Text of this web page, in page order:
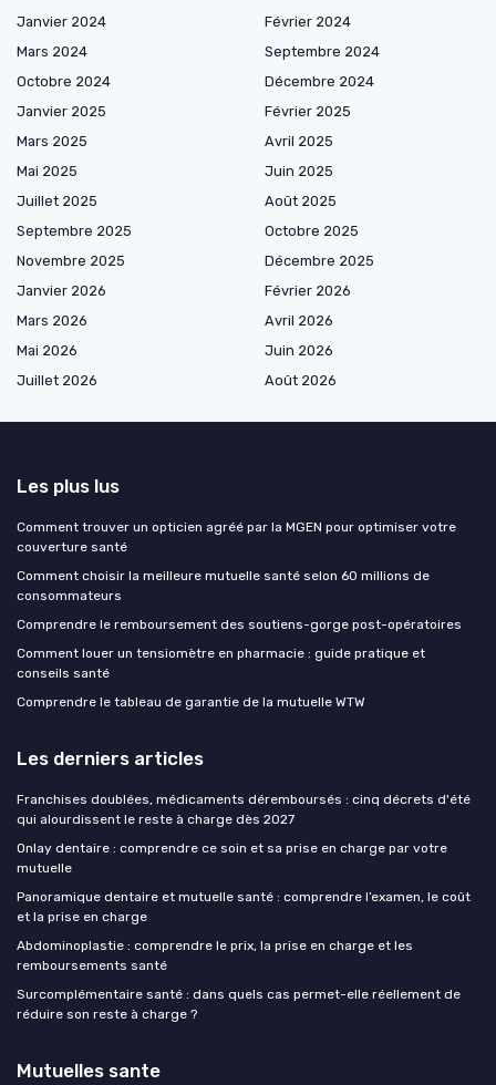
Janvier 2024
Février 2024
Mars 2024
Septembre 2024
Octobre 2024
Décembre 2024
Janvier 2025
Février 2025
Mars 2025
Avril 2025
Mai 2025
Juin 2025
Juillet 2025
Août 2025
Septembre 2025
Octobre 2025
Novembre 2025
Décembre 2025
Janvier 2026
Février 2026
Mars 2026
Avril 2026
Mai 2026
Juin 2026
Juillet 2026
Août 2026
Les plus lus
Comment trouver un opticien agréé par la MGEN pour optimiser votre
couverture santé
Comment choisir la meilleure mutuelle santé selon 60 millions de
consommateurs
Comprendre le remboursement des soutiens-gorge post-opératoires
Comment louer un tensiomètre en pharmacie : guide pratique et
conseils santé
Comprendre le tableau de garantie de la mutuelle WTW
Les derniers articles
Franchises doublées, médicaments déremboursés : cinq décrets d'été
qui alourdissent le reste à charge dès 2027
Onlay dentaire : comprendre ce soin et sa prise en charge par votre
mutuelle
Panoramique dentaire et mutuelle santé : comprendre l’examen, le coût
et la prise en charge
Abdominoplastie : comprendre le prix, la prise en charge et les
remboursements santé
Surcomplémentaire santé : dans quels cas permet-elle réellement de
réduire son reste à charge ?
Mutuelles sante